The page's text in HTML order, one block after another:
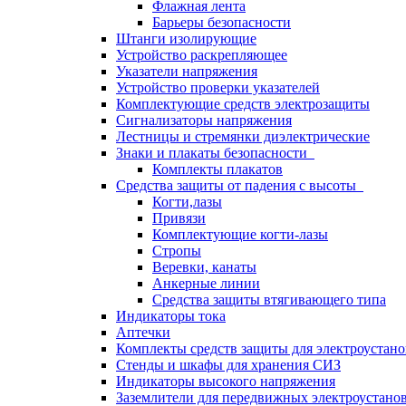
Флажная лента
Барьеры безопасности
Штанги изолирующие
Устройство раскрепляющее
Указатели напряжения
Устройство проверки указателей
Комплектующие средств электрозащиты
Сигнализаторы напряжения
Лестницы и стремянки диэлектрические
Знаки и плакаты безопасности
Комплекты плакатов
Средства защиты от падения с высоты
Когти,лазы
Привязи
Комплектующие когти-лазы
Стропы
Веревки, канаты
Анкерные линии
Средства защиты втягивающего типа
Индикаторы тока
Аптечки
Комплекты средств защиты для
Стенды и шкафы для хранения СИЗ
Индикаторы высокого напряжения
Заземлители для передвижных